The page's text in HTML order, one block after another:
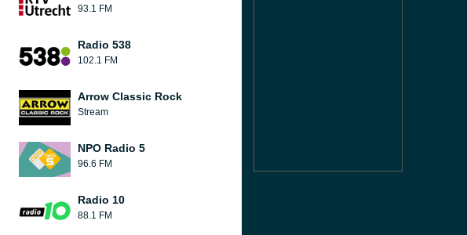
93.1 FM
Radio 538
102.1 FM
Arrow Classic Rock
Stream
NPO Radio 5
96.6 FM
Radio 10
88.1 FM